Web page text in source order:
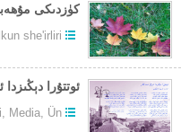
كۈزدىكى
she'irliri
ئوتتۇرا
, Media, Ün